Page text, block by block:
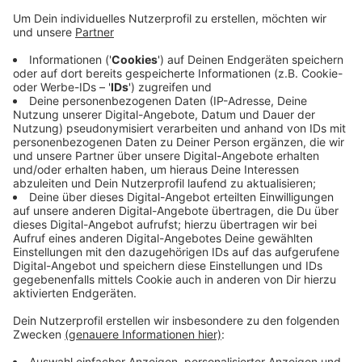
Anzeige
Die Arbeiten für das Bürogebäude haben auch schon
begonnen. Es wird 70 Meter hoch werden. Ganz oben
gibt es einen Dachgarten, der einen 360 Grad Blick
bietet. Das Hochhaus steht auf einem Sockelgebäude,
in dem die Büro-Angestellten auch einen begrünten
Innenhof bekommen. Hier sollen sie auch arbeiten
können. Mitte 2025 sollen die Bauarbeiten beendet
sein. Neben dem Bürohochhaus baut Pandion auch ein
Viertel mit 91 Wohnungen und einer KiTa.
Anzeige